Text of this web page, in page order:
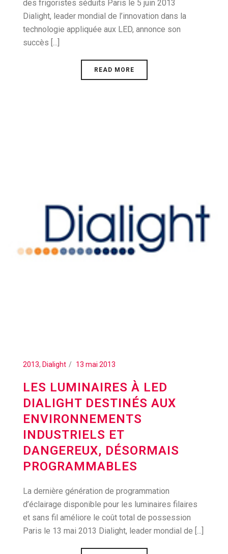
des frigoristes séduits Paris le 5 juin 2013
Dialight, leader mondial de l’innovation dans la
technologie appliquée aux LED, annonce son
succès [...]
READ MORE
2013, Dialight 13 mai 2013
LES LUMINAIRES À LED
DIALIGHT DESTINÉS AUX
ENVIRONNEMENTS
INDUSTRIELS ET
DANGEREUX, DÉSORMAIS
PROGRAMMABLES
La dernière génération de programmation
d’éclairage disponible pour les luminaires filaires
et sans fil améliore le coût total de possession
Paris le 13 mai 2013 Dialight, leader mondial de [...]